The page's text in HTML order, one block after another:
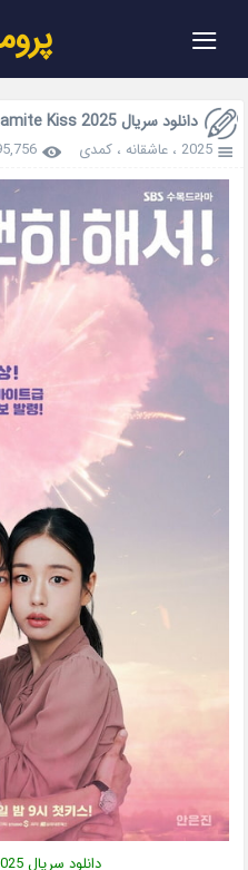
≡
دانلود سریال Dynamite Kiss 2025
2025 ،عاشقانه ،کمدی
دانلود سریال